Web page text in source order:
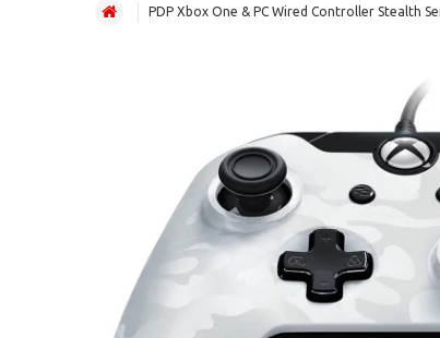
PDP Xbox One & PC Wired Controller Stealth